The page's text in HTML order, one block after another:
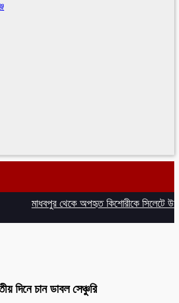
মাধবপুর থেকে অপহৃত কিশোরীকে সিলেটে
দিনে চান ডাবল সেঞ্চুরি